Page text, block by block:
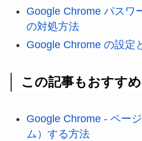
Google Chrome パスワ
の対処方法
Google Chrome の設定
この記事もおすすめ
Google Chrome - ペー
ム）する方法